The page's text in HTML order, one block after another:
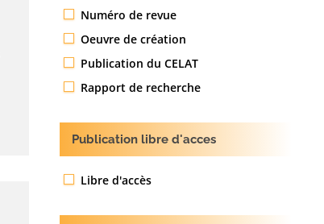
Numéro de revue
Oeuvre de création
Publication du CELAT
Rapport de recherche
Publication libre d'acces
Libre d'accès